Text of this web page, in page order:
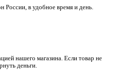
России, в удобное время и день.
нашего магазина. Если товар не
деньги.